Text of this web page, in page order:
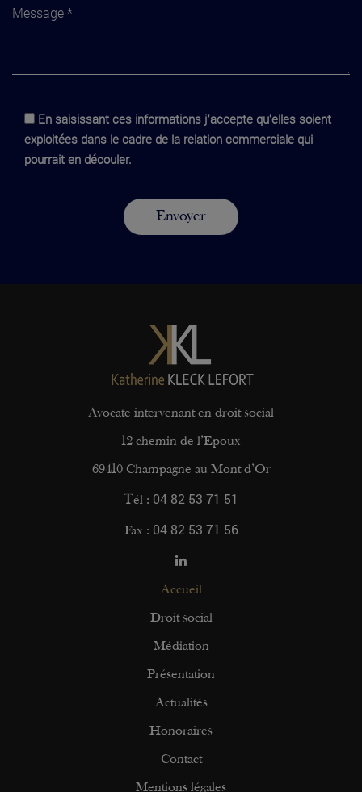
En saisissant ces informations j'accepte qu'elles soient
exploitées dans le cadre de la relation commerciale qui
pourrait en découler.
Avocate intervenant en droit social
12 chemin de l’Epoux
69410 Champagne au Mont d’Or
Tél : 04 82 53 71 51
Fax : 04 82 53 71 56
Accueil
Droit social
Médiation
Présentation
Actualités
Honoraires
Contact
Mentions légales